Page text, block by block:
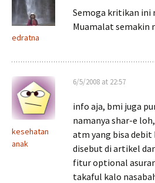
edratna
Semoga kritikan ini
Muamalat semakin
kesehatan
anak
6/5/2008 at 22:57
info aja, bmi juga
namanya shar-e
atm yang bisa debit
disebut di artikel
fitur optional
takaful kalo